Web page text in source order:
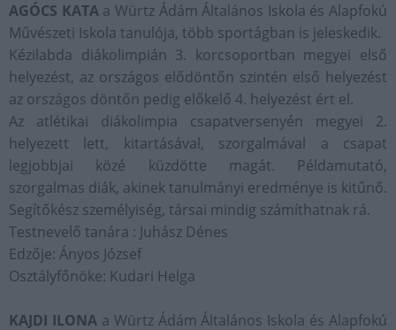
AGÓCS KATAa Würtz Ádám Általános Iskola és Alapfokú
Művészeti Iskola tanulója, több sportágban is jeleskedik.
Kézilabda diákolimpián 3. korcsoportban megyei első
helyezést, az országos elődöntőn szintén első helyezést
az országos döntőn pedig előkelő 4. helyezést ért el.
Az atlétikai diákolimpia csapatversenyén megyei 2.
helyezett lett, kitartásával, szorgalmával a csapat
legjobbjai közé küzdötte magát. Példamutató,
szorgalmas diák, akinek tanulmányi eredménye is kitűnő.
Segítőkész személyiség, társai mindig számíthatnak rá.
Testnevelő tanára : Juhász Dénes
Edzője: Ányos József
Osztályfőnöke: Kudari Helga
KAJDI ILONAa Würtz Ádám Általános Iskola és Alapfokú